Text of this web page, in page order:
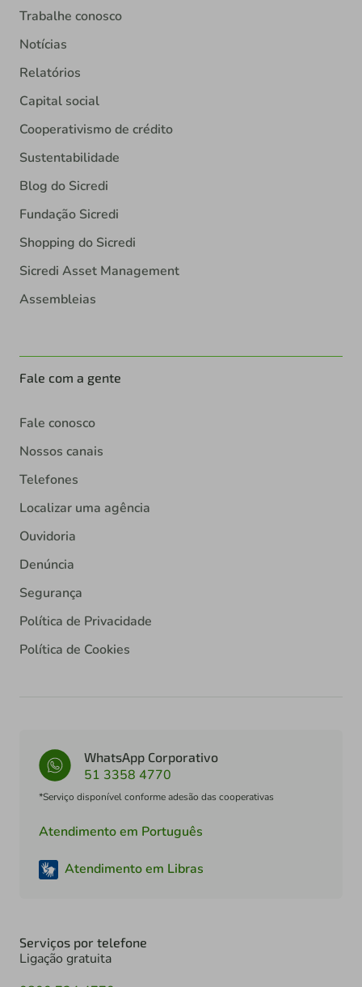
Trabalhe conosco
Notícias
Relatórios
Capital social
Cooperativismo de crédito
Sustentabilidade
Blog do Sicredi
Fundação Sicredi
Shopping do Sicredi
Sicredi Asset Management
Assembleias
Fale com a gente
Fale conosco
Nossos canais
Telefones
Localizar uma agência
Ouvidoria
Denúncia
Segurança
Política de Privacidade
Política de Cookies
WhatsApp Corporativo
51 3358 4770
*Serviço disponível conforme adesão das cooperativas
Atendimento em Português
Atendimento em Libras
Serviços por telefone
Ligação gratuita